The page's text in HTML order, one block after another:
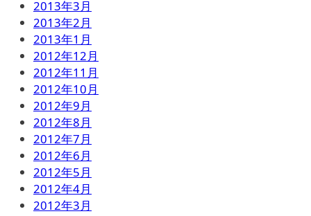
2013年3月
2013年2月
2013年1月
2012年12月
2012年11月
2012年10月
2012年9月
2012年8月
2012年7月
2012年6月
2012年5月
2012年4月
2012年3月